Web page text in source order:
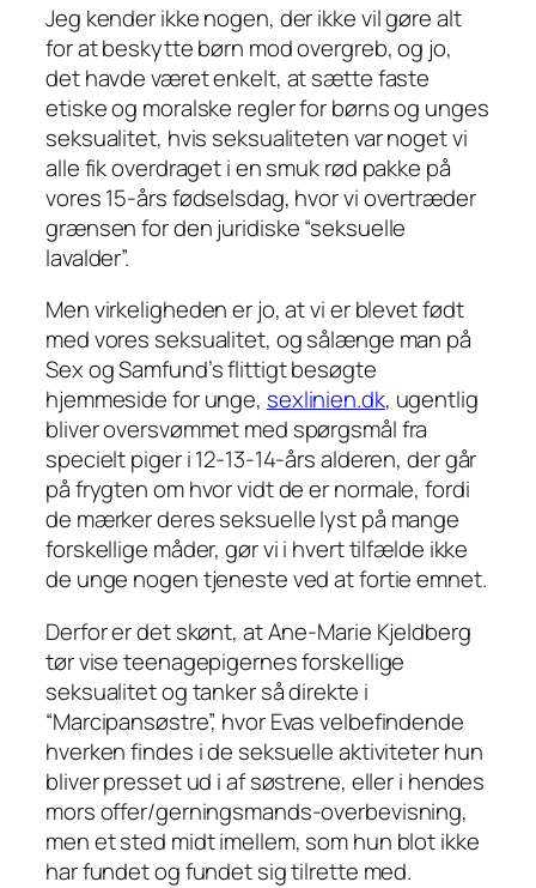
Jeg kender ikke nogen, der ikke vil gøre alt
for at beskytte børn mod overgreb, og jo,
det havde været enkelt, at sætte faste
etiske og moralske regler for børns og unges
seksualitet, hvis seksualiteten var noget vi
alle fik overdraget i en smuk rød pakke på
vores 15-års fødselsdag, hvor vi overtræder
grænsen for den juridiske “seksuelle
lavalder”.
Men virkeligheden er jo, at vi er blevet født
med vores seksualitet, og sålænge man på
Sex og Samfund’s flittigt besøgte
hjemmeside for unge, sexlinien.dk, ugentlig
bliver oversvømmet med spørgsmål fra
specielt piger i 12-13-14-års alderen, der går
på frygten om hvor vidt de ernormale, fordi
de mærker deres seksuelle lyst på mange
forskellige måder, gør vi i hvert tilfælde ikke
de unge nogen tjeneste ved at fortie emnet.
Derfor er det skønt, at Ane-Marie Kjeldberg
tør vise teenagepigernes forskellige
seksualitet og tanker så direkte i
“Marcipansøstre”, hvor Evas velbefindende
hverken findes i de seksuelle aktiviteter hun
bliver presset ud i af søstrene, eller i hendes
mors offer/gerningsmands-overbevisning,
men et sted midt imellem, som hun blot ikke
har fundet og fundet sig tilrette med.